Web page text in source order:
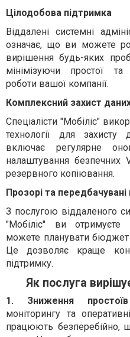
Цілодобова підтримка
Віддалені системні
означає, що ви можете
вирішення будь-яких
мінімізуючи простої
роботи вашої компанії.
Комплексний захист
Спеціалісти "Мобіліс"
технології для захисту
включає регулярне
налаштування безпечних
резервного копіювання.
Прозорі та передбачувані
З послугою віддаленого
"Мобіліс" ви отримуєте
можете планувати бюджет
Це дозволяє краще
підтримку.
Як послуга
1. Зниження
моніторингу та
працюють безперебійно,